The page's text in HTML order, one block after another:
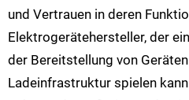
und Vertrauen in deren
Elektrogerätehersteller, der
der Bereitstellung von
Ladeinfrastruktur spielen